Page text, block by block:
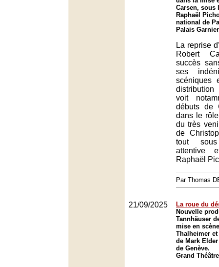
Carsen, sous
Raphaël
national de
Palais
La reprise
Robert
succès
ses
scéniques
voit
débuts de
dans le
du très
de
tout
attentive
Raphaël
Par Thomas
21/09/2025
La roue du
Nouvelle
Tannhäuser
mise en
Thalheimer
de Mark
de Genève.
Grand